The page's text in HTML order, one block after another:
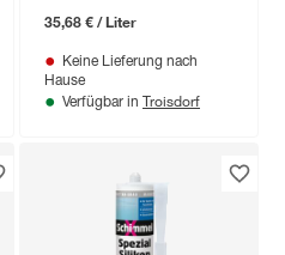
35,68 € / Liter
Keine Lieferung nach
Hause
Verfügbar in Troisdorf